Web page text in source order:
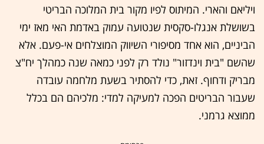
ויליאם והארי. המיתוס לפיו מקור בית המלוכה הבריטי
בשושלת אנגלו-סקסית שנטועה עמוק באדמת האי מאז ימי
הביניים, הוא אחד מסיפורי השיווק המוצלחים אי-פעם. אלא
שהשם "בית וינדזור" נולד רק לפני כמאה שנה כמהלך יח"צ
מבריק ודחוף. זאת, כדי להסתיר בשעת מלחמה עובדה
שעבור הבריטים הפכה למעיקה למדי: מלכיהם הם בכלל
ממוצא גרמני.